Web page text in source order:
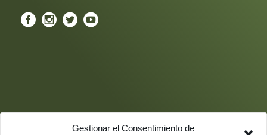
Gestionar el Consentimiento de